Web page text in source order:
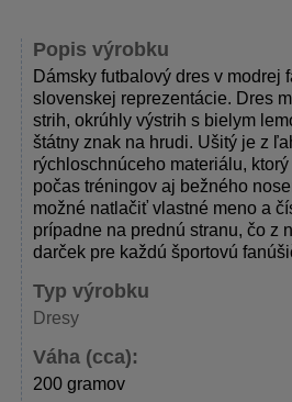
Popis výrobku
Dámsky futbalový dres v modrej
slovenskej reprezentácie. Dres
strih, okrúhly výstrih s bielym
štátny znak na hrudi. Ušitý je z
rýchloschnúceho materiálu,
počas tréningov aj bežného
možné natlačiť vlastné meno a
prípadne na prednú stranu, čo z
darček pre každú športovú
Typ výrobku
Dresy
Váha (cca):
200 gramov